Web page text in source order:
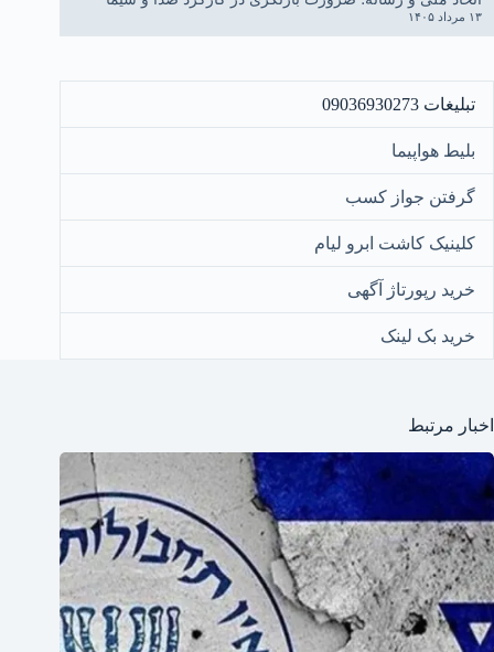
۱۳ مرداد ۱۴۰۵
تبلیغات 09036930273
بلیط هواپیما
گرفتن جواز کسب
کلینیک کاشت ابرو لیام
خرید رپورتاژ آگهی
خرید بک لینک
اخبار مرتبط